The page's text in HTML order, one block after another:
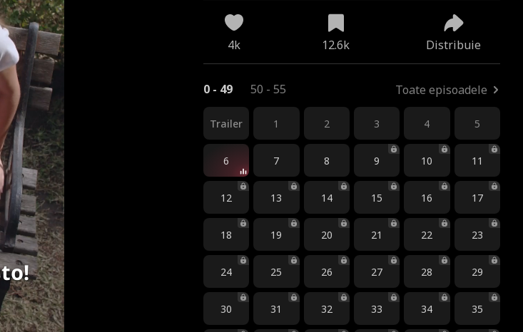
4k 12.6k Distribuie
0 - 49 50 - 55 Toate episoadele
Trailer 1 2 3 4 5
6 7 8 9 10 11
12 13 14 15 16 17
18 19 20 21 22 23
24 25 26 27 28 29
30 31 32 33 34 35